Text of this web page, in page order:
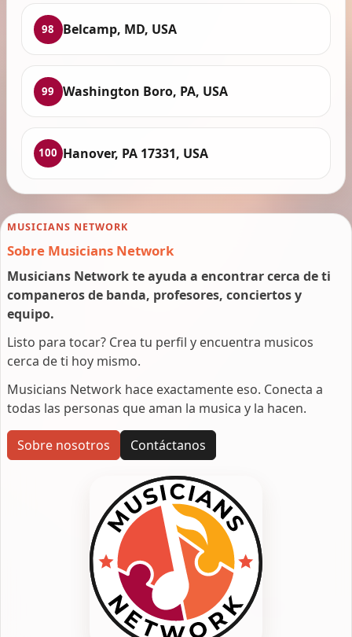
98 Belcamp, MD, USA
99 Washington Boro, PA, USA
100 Hanover, PA 17331, USA
MUSICIANS NETWORK
Sobre Musicians Network
Musicians Network te ayuda a encontrar cerca de ti
companeros de banda, profesores, conciertos y
equipo.
Listo para tocar? Crea tu perfil y encuentra musicos
cerca de ti hoy mismo.
Musicians Network hace exactamente eso. Conecta a
todas las personas que aman la musica y la hacen.
Sobre nosotros Contáctanos